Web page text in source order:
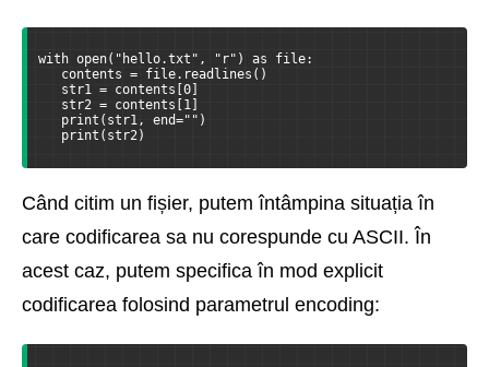
with open("hello.txt", "r") as file:
contents = file.readlines()
str1 = contents[0]
str2 = contents[1]
print(str1, end="")
print(str2)
Când citim un fișier, putem întâmpina situația în
care codificarea sa nu corespunde cu ASCII. În
acest caz, putem specifica în mod explicit
codificarea folosind parametrul encoding: